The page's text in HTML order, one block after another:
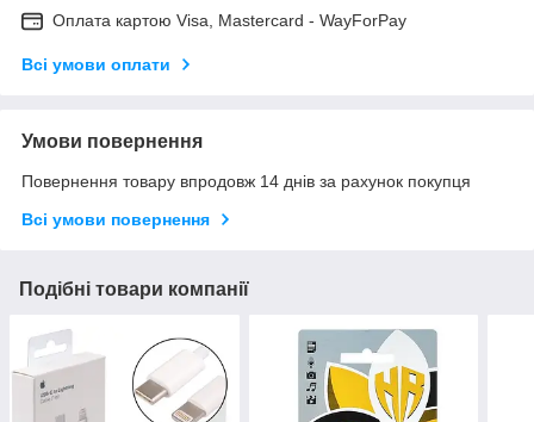
Оплата картою Visa, Mastercard - WayForPay
Всі умови оплати
Умови повернення
Повернення товару впродовж 14 днів за рахунок покупця
Всі умови повернення
Подібні товари компанії